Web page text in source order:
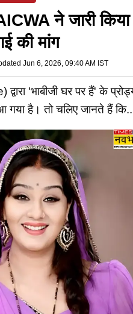
ने जारी
की मांग
Jun 6, 2026, 09:40 AM IST
'भाबीजी घर पर हैं' के
गया है। तो चलिए जानते हैं